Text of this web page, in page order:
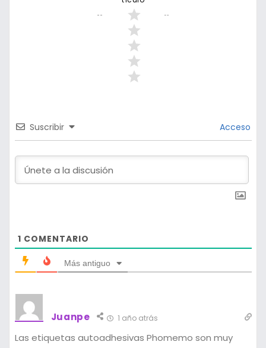
Suscribir Acceso
1 COMENTARIO
Más antiguo
Juanpe 1 año atrás
Las etiquetas autoadhesivas Phomemo son muy